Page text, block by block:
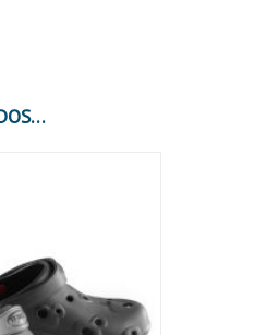
PRODUCTOS RELACIONADOS